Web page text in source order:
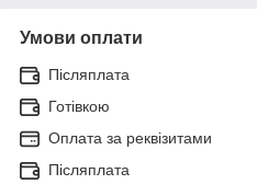
Умови оплати
Післяплата
Готівкою
Оплата за реквізитами
Післяплата